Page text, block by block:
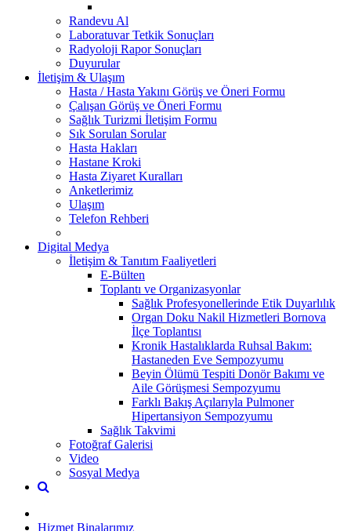
Randevu Al
Laboratuvar Tetkik Sonuçları
Radyoloji Rapor Sonuçları
Duyurular
İletişim & Ulaşım
Hasta / Hasta Yakını Görüş ve Öneri Formu
Çalışan Görüş ve Öneri Formu
Sağlık Turizmi İletişim Formu
Sık Sorulan Sorular
Hasta Hakları
Hastane Kroki
Hasta Ziyaret Kuralları
Anketlerimiz
Ulaşım
Telefon Rehberi
Digital Medya
İletişim & Tanıtım Faaliyetleri
E-Bülten
Toplantı ve Organizasyonlar
Sağlık Profesyonellerinde Etik Duyarlılık
Organ Doku Nakil Hizmetleri Bornova
İlçe Toplantısı
Kronik Hastalıklarda Ruhsal Bakım:
Hastaneden Eve Sempozyumu
Beyin Ölümü Tespiti Donör Bakımı ve
Aile Görüşmesi Sempozyumu
Farklı Bakış Açılarıyla Pulmoner
Hipertansiyon Sempozyumu
Sağlık Takvimi
Fotoğraf Galerisi
Video
Sosyal Medya
Hizmet Binalarımız